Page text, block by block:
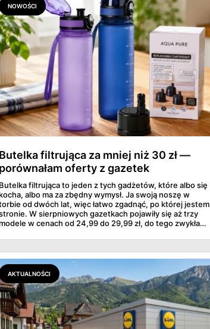
NOWOŚCI
Butelka filtrująca za mniej niż 30 zł —
porównałam oferty z gazetek
Butelka filtrująca to jeden z tych gadżetów, które albo się
kocha, albo ma za zbędny wymysł. Ja swoją noszę w
od dwóch lat, więc łatwo zgadnąć, po której jestem
W sierpniowych gazetkach pojawiły się aż trzy
modele w cenach od 24,99 do 29,99 zł, do tego zwykła
oferty i policzyłam, kiedy taki zakup faktycznie
opłaca.
AKTUALNOŚCI